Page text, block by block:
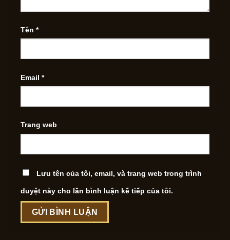
Tên *
Email *
Trang web
Lưu tên của tôi, email, và trang web trong trình
duyệt này cho lần bình luận kế tiếp của tôi.